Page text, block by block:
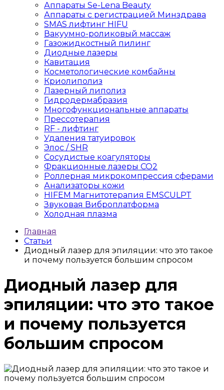
Аппараты Se-Lena Beauty
Аппараты с регистрацией Минздрава
SMAS лифтинг HIFU
Вакуумно-роликовый массаж
Газожидкостный пилинг
Диодные лазеры
Кавитация
Косметологические комбайны
Криолиполиз
Лазерный липолиз
Гидродермабразия
Многофункциональные аппараты
Прессотерапия
RF - лифтинг
Удаления татуировок
Элос / SHR
Сосудистые коагуляторы
Фракционные лазеры СО2
Роллерная микрокомпрессия сферами
Анализаторы кожи
HIFEM Магнитотерапия EMSCULPT
Звуковая Виброплатформа
Холодная плазма
Главная
Статьи
Диодный лазер для эпиляции: что это такое
и почему пользуется большим спросом
Диодный лазер для
эпиляции: что это такое
и почему пользуется
большим спросом